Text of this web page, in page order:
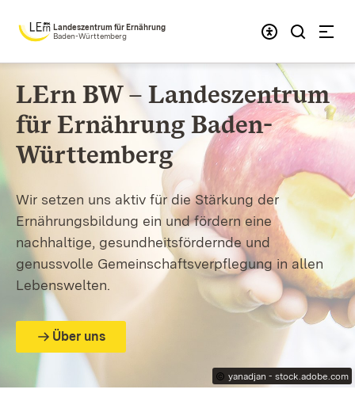
Zum Inhalt springen
Landeszentrum für Ernährung
Baden-Württemberg
LErn BW – Landes­zentrum
für ErnährungBaden-
Württemberg
Wir setzen uns aktiv für die Stärkung der
Ernährungsbildung ein und fördern eine
nachhaltige, gesundheitsfördernde und
genussvolle Gemeinschaftsverpflegung in allen
Lebenswelten.
Über uns
yanadjan - stock.adobe.com